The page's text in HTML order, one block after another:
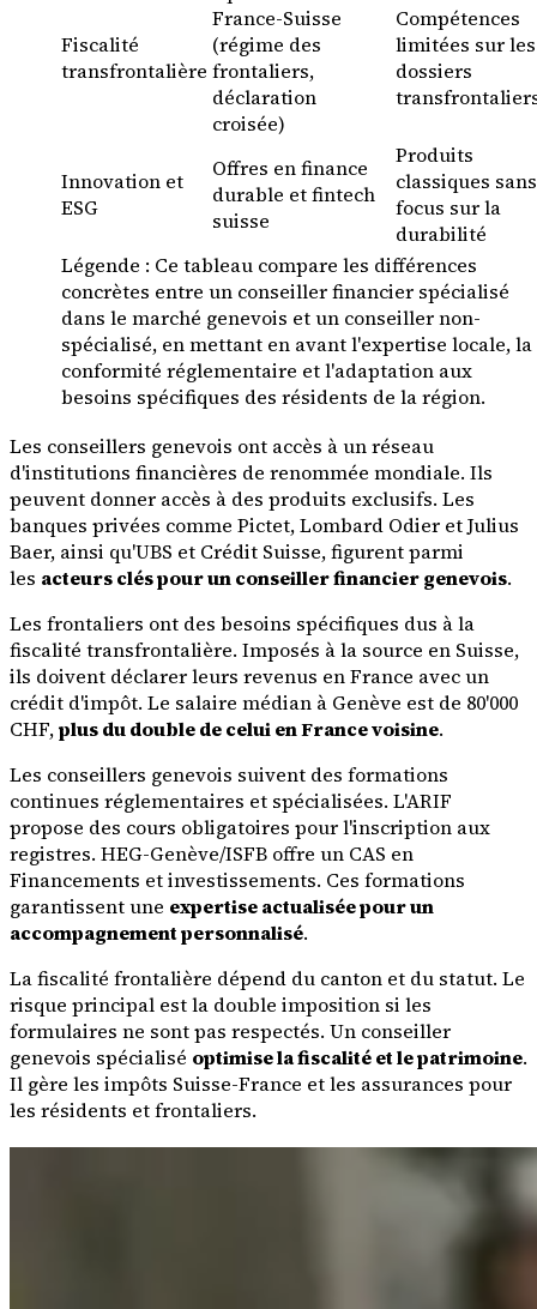
Fiscalité
transfrontalière
France-Suisse
(régime des
frontaliers,
déclaration
croisée)
Compétences
limitées sur les
dossiers
Innovation et
ESG
Offres en finance
durable et fintech
suisse
Produits
classiques sans
focus sur la
durabilité
Légende : Ce tableau compare les différences
concrètes entre un conseiller financier spécialisé
dans le marché genevois et un conseiller non-
spécialisé, en mettant en avant l'expertise locale, la
conformité réglementaire et l'adaptation aux
besoins spécifiques des résidents de la région.
Les conseillers genevois ont accès à un réseau
d'institutions financières de renommée mondiale. Ils
peuvent donner accès à des produits exclusifs. Les
banques privées comme Pictet, Lombard Odier et Julius
Baer, ainsi qu'UBS et Crédit Suisse, figurent parmi
les acteurs clés pour un conseiller financier genevois.
Les frontaliers ont des besoins spécifiques dus à la
fiscalité transfrontalière. Imposés à la source en Suisse,
ils doivent déclarer leurs revenus en France avec un
crédit d'impôt. Le salaire médian à Genève est de 80'000
CHF,plus du double de celui en France voisine.
Les conseillers genevois suivent des formations
continues réglementaires et spécialisées. L'ARIF
propose des cours obligatoires pour l'inscription aux
registres. HEG-Genève/ISFB offre un CAS en
Financements et investissements. Ces formations
garantissent une expertise actualisée pour un
accompagnement personnalisé.
La fiscalité frontalière dépend du canton et du statut. Le
risque principal est la double imposition si les
formulaires ne sont pas respectés. Un conseiller
genevois spécialisé optimise la fiscalité et le patrimoine.
Il gère les impôts Suisse-France et les assurances pour
les résidents et frontaliers.